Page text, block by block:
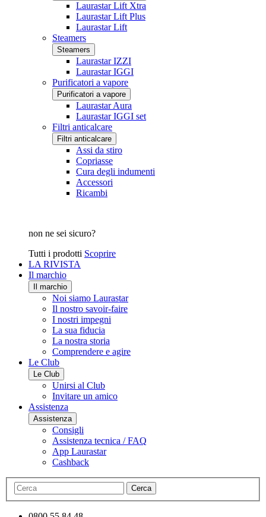
Laurastar Lift Xtra
Laurastar Lift Plus
Laurastar Lift
Steamers
Steamers
Laurastar IZZI
Laurastar IGGI
Purificatori a vapore
Purificatori a vapore
Laurastar Aura
Laurastar IGGI set
Filtri anticalcare
Filtri anticalcare
Assi da stiro
Copriasse
Cura degli indumenti
Accessori
Ricambi
non ne sei sicuro?
Tutti i prodotti Scoprire
LA RIVISTA
Il marchio
Il marchio
Noi siamo Laurastar
Il nostro savoir-faire
I nostri impegni
La sua fiducia
La nostra storia
Comprendere e agire
Le Club
Le Club
Unirsi al Club
Invitare un amico
Assistenza
Assistenza
Consigli
Assistenza tecnica / FAQ
App Laurastar
Cashback
Cerca